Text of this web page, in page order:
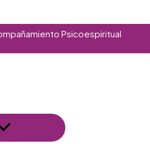
Psicoespiritual